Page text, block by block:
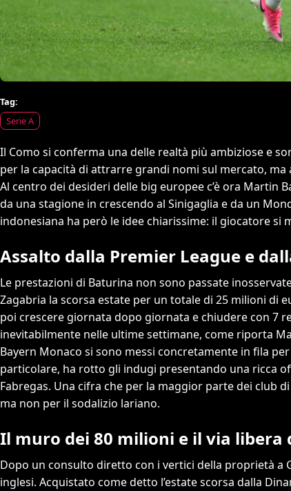
Tag:
Serie A
Il Como si conferma una delle realtà più ambiziose e
per la capacità di attrarre grandi nomi sul mercato,
Al centro dei desideri delle big europee c’è ora Martin
da una stagione in crescendo al Sinigaglia e da un
indonesiana ha però le idee chiarissime: il giocatore si
Assalto dalla Premier League e
Le prestazioni di Baturina non sono passate
Zagabria la scorsa estate per un totale di 25 milioni di
poi crescere giornata dopo giornata e chiudere con 7
inevitabilmente nelle ultime settimane, come riporta
Bayern Monaco si sono messi concretamente in fila
particolare, ha rotto gli indugi presentando una ricca
Fabregas. Una cifra che per la maggior parte dei club
ma non per il sodalizio lariano.
Il muro dei 80 milioni e il via libera
Dopo un consulto diretto con i vertici della proprietà a
inglesi. Acquistato come detto l’estate scorsa dalla